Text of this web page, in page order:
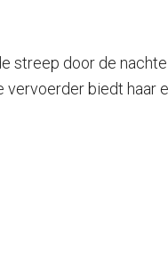
streep door de
biedt haar